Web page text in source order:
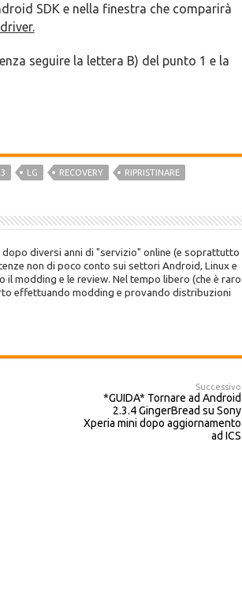
SDK e nella finestra che comparirà
seguire la lettera B) del punto 1 e la
LG RECOVERY RIPRISTINARE
diversi anni di "servizio" online (e soprattutto
non di poco conto sui settori Android, Linux e
il modding e le review. Nel tempo libero (che è raro
effettuando modding e provando distribuzioni
Successivo
*GUIDA* Tornare ad Android
2.3.4 GingerBread su Sony
Xperia mini dopo aggiornamento
ad ICS